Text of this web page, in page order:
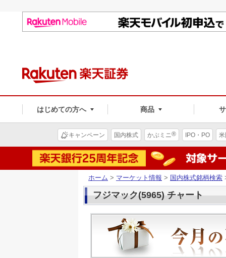
はじめての方へ 商品
キャンペーン 国内株式 かぶミニ® IPO・PO
ホーム > マーケット情報 > 国内株式銘柄検索
フジマック(5965) チャート